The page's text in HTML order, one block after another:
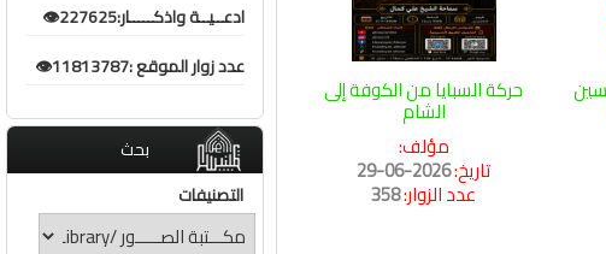
حركة السبايا من الكوفة إلى
الشام
مؤلف:
تاريخ:2026-06-29
عدد الزوار:358
ادعــيــة واذكـــــار:227625👁️
عدد زوار الموقع :11813787👁️
بحث
التصنيفات